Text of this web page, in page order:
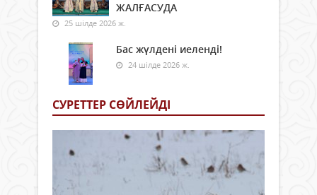
ЖАЛҒАСУДА
25 шілде 2026 ж.
Бас жүлдені иеленді!
24 шілде 2026 ж.
СУРЕТТЕР СӨЙЛЕЙДI